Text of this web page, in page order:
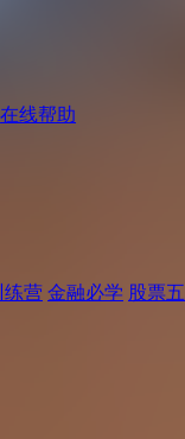
在线帮助
练营 金融必学 股票